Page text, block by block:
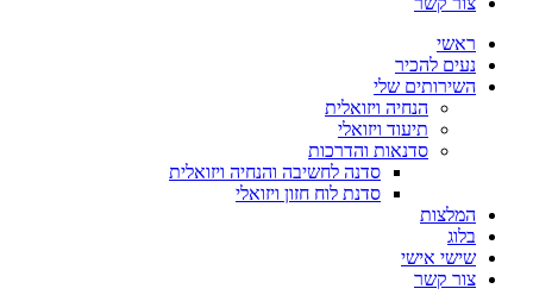
ראשי
נעים להכיר
השירותים שלי
הנחיה ויזואלית
תיעוד ויזואלי
סדנאות והדרכות
סדנה לחשיבה והנחיה ויזואלית
סדנת לוח חזון ויזואלי
המלצות
בלוג
שישי אישי
צור קשר